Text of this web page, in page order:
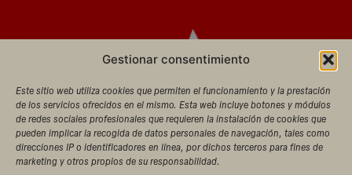
Gestionar consentimiento
Este sitio web utiliza cookies que permiten el funcionamiento y la prestación
de los servicios ofrecidos en el mismo. Esta web incluye botones y módulos
de redes sociales profesionales que requieren la instalación de cookies que
pueden implicar la recogida de datos personales de navegación, tales como
direcciones IP o identificadores en línea, por dichos terceros para fines de
marketing y otros propios de su responsabilidad.